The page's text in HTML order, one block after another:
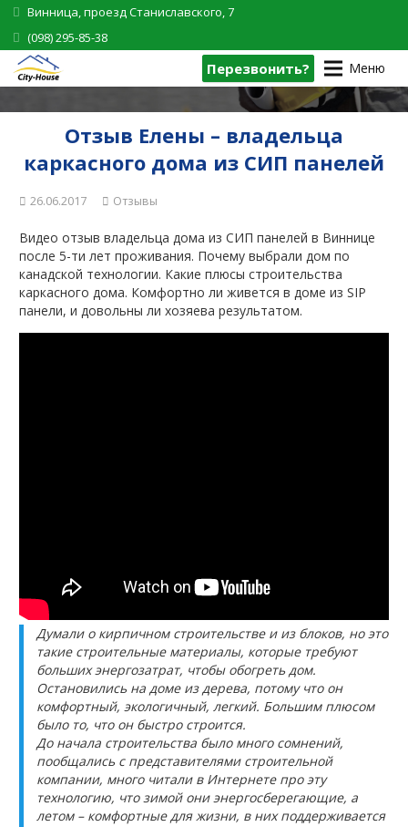
Винница, проезд Станиславского, 7
(098) 295-85-38
Перезвонить? Меню
Отзыв Елены – владельца
каркасного дома из СИП панелей
26.06.2017 Отзывы
Видео отзыв владельца дома из СИП панелей в Виннице
после 5-ти лет проживания. Почему выбрали дом по
канадской технологии. Какие плюсы строительства
каркасного дома. Комфортно ли живется в доме из SIP
панели, и довольны ли хозяева результатом.
Думали о кирпичном строительстве и из блоков, но это
такие строительные материалы, которые требуют
больших энергозатрат, чтобы обогреть дом.
Остановились на доме из дерева, потому что он
комфортный, экологичный, легкий. Большим плюсом
было то, что он быстро строится.
До начала строительства было много сомнений,
пообщались с представителями строительной
компании, много читали в Интернете про эту
технологию, что зимой они энергосберегающие, а
летом – комфортные для жизни, в них поддерживается